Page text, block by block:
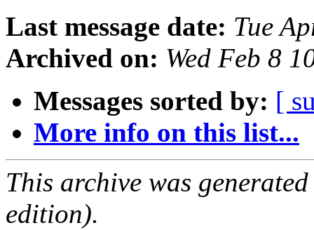
Last message date: Tue
Archived on: Wed Feb 8
Messages sorted by: [
More info on this list...
This archive was
edition).